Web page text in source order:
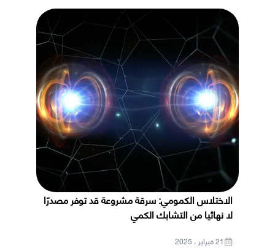
الاختلاس الكمومي: سرقة مشروعة قد توفر مصدرًا
لا نهائيا من التشابك الكمي
21 فبراير ، 2025